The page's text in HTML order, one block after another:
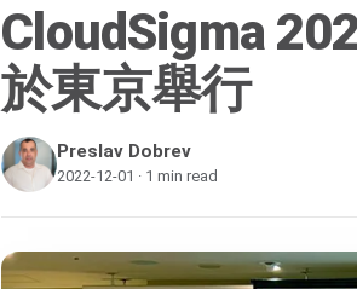
CloudSigma
於東京舉行
Preslav Dobrev
2022-12-01 · 1 min read